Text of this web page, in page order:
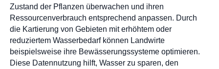
Zustand der Pflanzen überwachen und ihren
Ressourcenverbrauch entsprechend anpassen. Durch
die Kartierung von Gebieten mit erhöhtem oder
reduziertem Wasserbedarf können Landwirte
beispielsweise ihre Bewässerungssysteme optimieren.
Diese Datennutzung hilft, Wasser zu sparen, den